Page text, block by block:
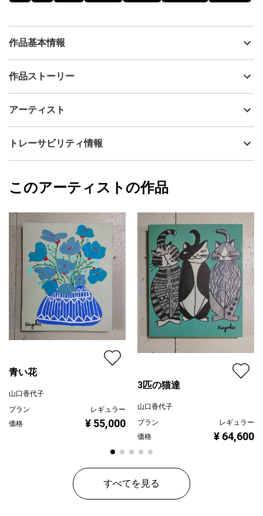
作品基本情報
出品者
制作年
アクリル
カラー
赤
ジャンル
風景画
配送目安
二週間以内
作品ストーリー
画面環境によっては、若干色味が異なる可能性がございますがご
アーティスト
山口香代子
フォローする
トレーサビリティ情報
山口香代子
このアーティストの作品
青い花
山口香代子
プラン
レギュラー
価格
¥ 55,000
3匹の猫達
山口香代子
プラン
レギュラー
価格
¥ 64,600
すべてを見る